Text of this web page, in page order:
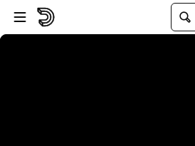
Pular para o player
Ir para o conteúdo principal